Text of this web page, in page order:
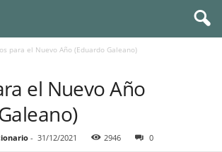
para el Nuevo Año (Eduardo Galeano)
el Nuevo Año
- 31/12/2021 2946 0